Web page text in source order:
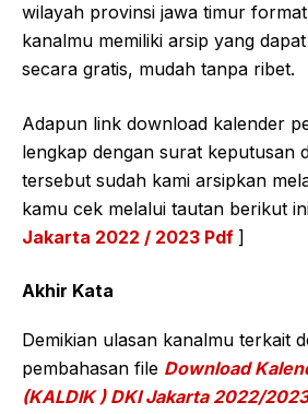
wilayah provinsi jawa timur
kanalmu memiliki arsip yang
secara gratis, mudah tanpa ribet.
Adapun link download kalender
lengkap dengan surat keputusan
tersebut sudah kami arsipkan
kamu cek melalui tautan berikut
Jakarta 2022 / 2023 Pdf ]
Akhir Kata
Demikian ulasan kanalmu terkait
pembahasan file Download
(KALDIK ) DKI Jakarta 2022/